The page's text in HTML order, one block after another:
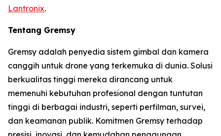
Lantronix.
Tentang Gremsy
Gremsy adalah penyedia sistem gimbal dan kamera
canggih untuk drone yang terkemuka di dunia. Solusi
berkualitas tinggi mereka dirancang untuk
memenuhi kebutuhan profesional dengan tuntutan
tinggi di berbagai industri, seperti perfilman, survei,
dan keamanan publik. Komitmen Gremsy terhadap